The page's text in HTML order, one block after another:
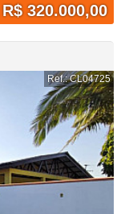
R$ 320.000,00
Ref.: CL04725